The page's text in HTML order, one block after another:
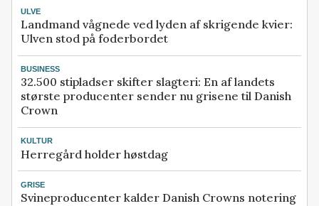
ULVE
Landmand vågnede ved lyden af skrigende kvier:
Ulven stod på foderbordet
BUSINESS
32.500 stipladser skifter slagteri: En af landets
største producenter sender nu grisene til Danish
Crown
KULTUR
Herregård holder høstdag
GRISE
Svineproducenter kalder Danish Crowns notering